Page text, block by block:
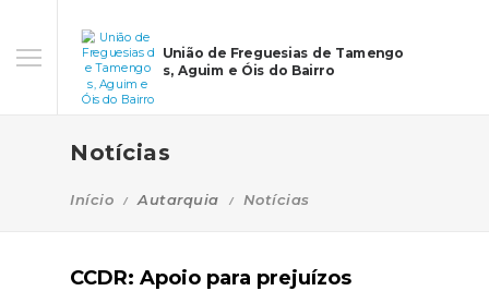
União de Freguesias de Tamengo
s, Aguim e Óis do Bairro
Notícias
Início Autarquia Notícias
CCDR: Apoio para prejuízos